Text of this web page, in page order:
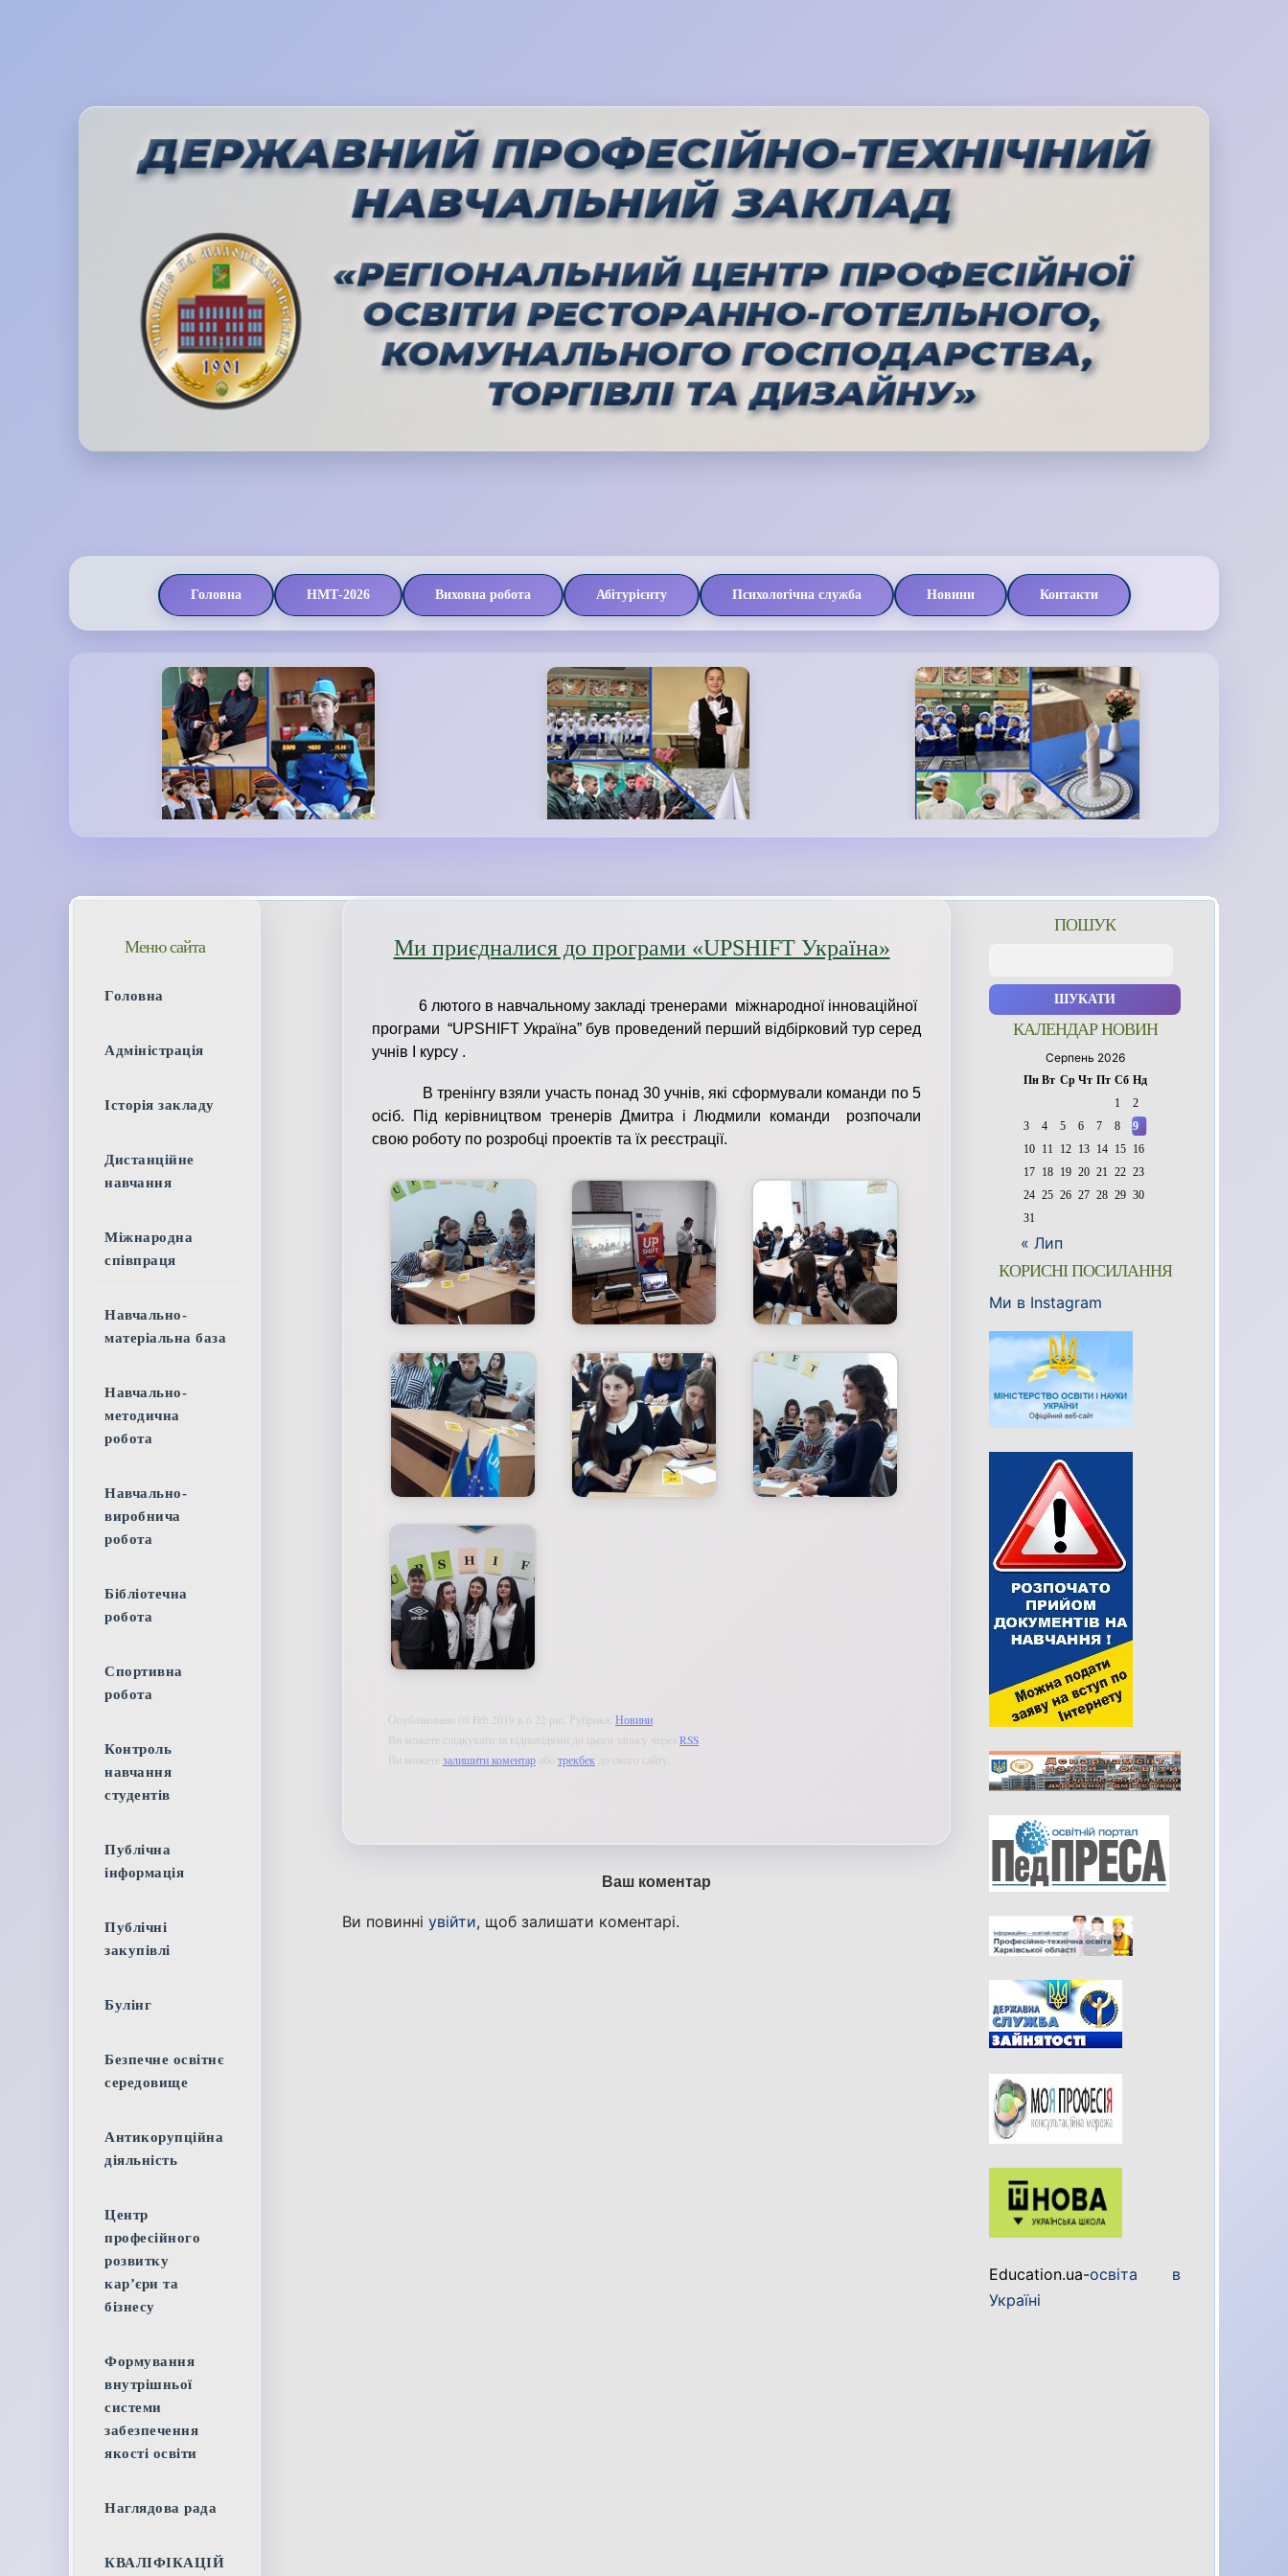
Головна НМТ-2026 Виховна робота Абітурієнту Психологічна служба Новини Контакти
Ми приєдналися до програми «UPSHIFT Україна»
6 лютого в навчальному закладі тренерами міжнародної інноваційної
програми “UPSHIFT Україна” був проведений перший відбірковий тур серед
учнів І курсу .
В тренінгу взяли участь понад 30 учнів, які сформували команди по 5
осіб. Під керівництвом тренерів Дмитра і Людмили команди розпочали
свою роботу по розробці проектів та їх реєстрації.
Опубліковано 08 Feb 2019 в 6:22 pm. Рубрика: Новини
Ви можете слідкувати за відповідями до цього запису через RSS
Ви можете залишити коментар трекбек до свого сайту.
Ваш коментар
Ви повинні увійти, щоб залишати коментарі.
ПОШУК
КАЛЕНДАР НОВИН
Серпень 2026
Пн Вт Ср Чт Пт Сб Нд
1
2
3
4 5 6 7 8
9
10
11 12 13 14 15
16
17
18 19 20 21 22 23
24 25 26 27 28 29 30
31
« Лип
КОРИСНІ ПОСИЛАННЯ
Ми в Instagram
Education.ua-освіта в
Україні
Меню сайта
Головна
Адміністрація
Історія закладу
Дистанційне
навчання
Міжнародна
співпраця
Навчально-
матеріальна база
Навчально-
методична
робота
Навчально-
виробнича
робота
Бібліотечна
робота
Спортивна
робота
Контроль
навчання
студентів
Публічна
інформація
Публічні
закупівлі
Булінг
Безпечне освітнє
середовище
Антикорупційна
діяльність
Центр
професійного
розвитку
кар’єри та
бізнесу
Формування
внутрішньої
системи
забезпечення
якості освіти
Наглядова рада
КВАЛІФІКАЦІЙ